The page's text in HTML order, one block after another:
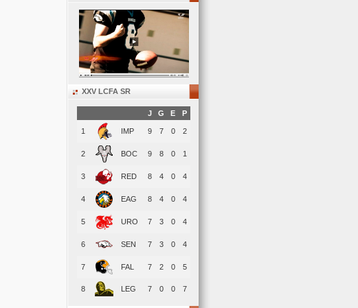
XXV LCFA SR
J G E P
1 IMP 9 7 0 2
2 BOC 9 8 0 1
3 RED 8 4 0 4
4 EAG 8 4 0 4
5 URO 7 3 0 4
6 SEN 7 3 0 4
7 FAL 7 2 0 5
8 LEG 7 0 0 7